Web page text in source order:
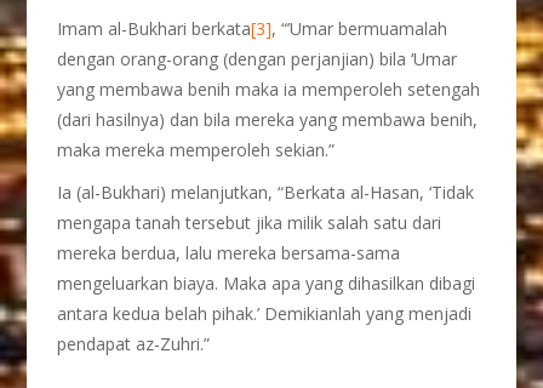
Imam al-Bukhari berkata[3], “’Umar bermuamalah
dengan orang-orang (dengan perjanjian) bila ‘Umar
yang membawa benih maka ia memperoleh setengah
(dari hasilnya) dan bila mereka yang membawa benih,
maka mereka memperoleh sekian.”
Ia (al-Bukhari) melanjutkan, “Berkata al-Hasan, ‘Tidak
mengapa tanah tersebut jika milik salah satu dari
mereka berdua, lalu mereka bersama-sama
mengeluarkan biaya. Maka apa yang dihasilkan dibagi
antara kedua belah pihak.’ Demikianlah yang menjadi
pendapat az-Zuhri.”